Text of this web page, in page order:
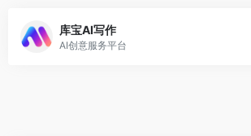
库宝AI写作
AI创意服务平台